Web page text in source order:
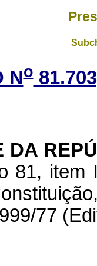
No
DA
81,
77